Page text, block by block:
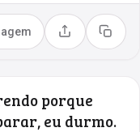
Compartilhar
Copiar
porque
eu durmo.